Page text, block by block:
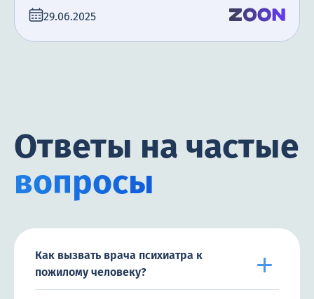
29.06.2025
Ответы на частые
вопросы
Как вызвать врача психиатра к
пожилому человеку?